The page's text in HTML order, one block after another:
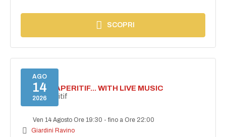
SCOPRI
AGO
14
2026
SECRET APERITIF... WITH LIVE MUSIC
Secret aperitif
Ven 14 Agosto Ore 19:30 -fino a Ore 22:00
Giardini Ravino